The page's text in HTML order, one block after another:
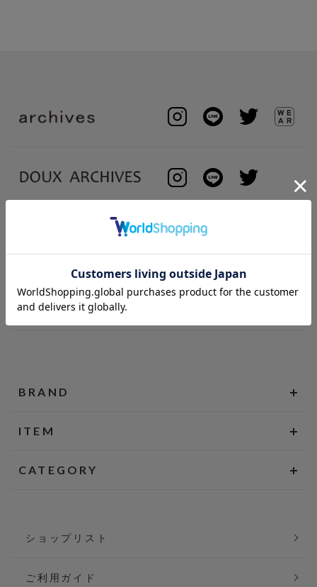
BRAND
ITEM
CATEGORY
ショップリスト
ご利用ガイド